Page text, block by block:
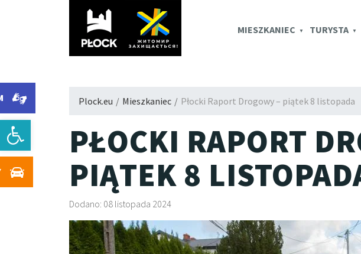
Otwórz pasek narzędzi
PLOCK.EU
MIESZKANIEC TURYSTA
Plock.eu / Mieszkaniec / Płocki Raport Drogowy – piątek 8 listopada
PŁOCKI RAPORT
PIĄTEK 8
Dodano: 08 listopada 2024